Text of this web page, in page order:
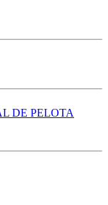
DE PELOTA